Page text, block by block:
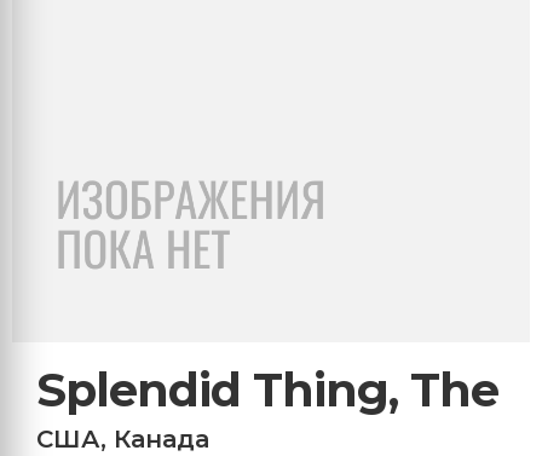
Splendid Thing, The
США, Канада